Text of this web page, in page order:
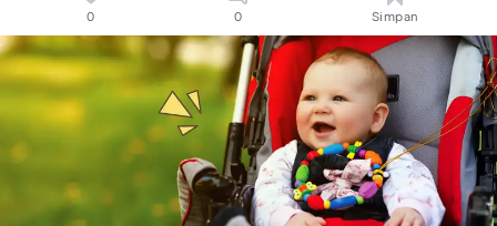
0 0 Simpan